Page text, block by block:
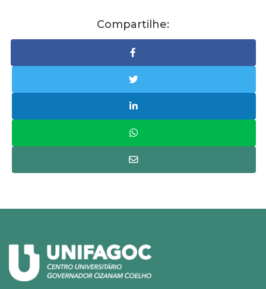
Compartilhe: